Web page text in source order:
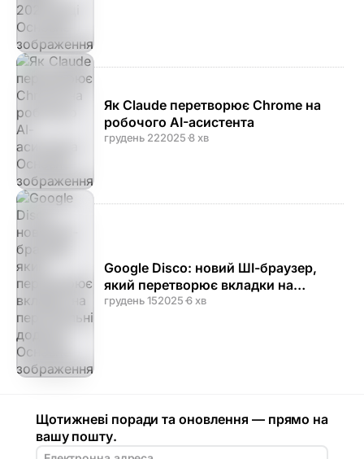
Як Claude перетворює Chrome на
робочого AI-асистента
грудень 222025·8 хв
Google Disco: новий ШІ-браузер,
який перетворює вкладки на
персональні додатки
грудень 152025·6 хв
Щотижневі поради та оновлення — прямо на
вашу пошту.